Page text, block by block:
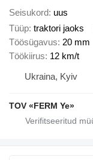
Seisukord uus
Tüüp traktori jaoks
Töösügavus 20 mm
Töökiirus 12 km/t
Ukraina, Kyiv
TOV «FERM Ye»